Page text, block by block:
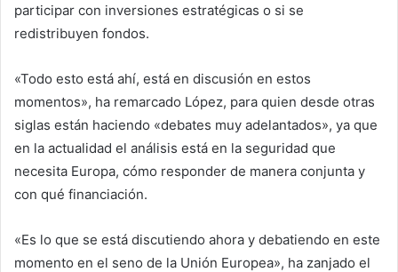
participar con inversiones estratégicas o si se
redistribuyen fondos.
«Todo esto está ahí, está en discusión en estos
momentos», ha remarcado López, para quien desde otras
siglas están haciendo «debates muy adelantados», ya que
en la actualidad el análisis está en la seguridad que
necesita Europa, cómo responder de manera conjunta y
con qué financiación.
«Es lo que se está discutiendo ahora y debatiendo en este
momento en el seno de la Unión Europea», ha zanjado el